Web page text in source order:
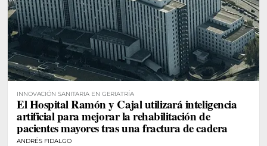
INNOVACIÓN SANITARIA EN GERIATRÍA
El Hospital Ramón y Cajal utilizará inteligencia
artificial para mejorar la rehabilitación de
pacientes mayores tras una fractura de cadera
ANDRÉS FIDALGO